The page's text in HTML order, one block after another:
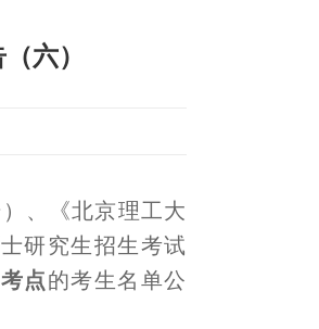
六）
、《北京理工大
研究生招生考试
点的考生名单公